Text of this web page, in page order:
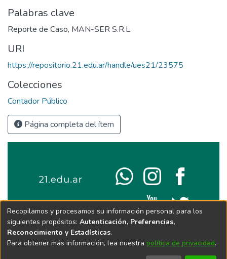
Palabras clave
Reporte de Caso, MAN-SER S.R.L
URI
https://repositorio.21.edu.ar/handle/ues21/23575
Colecciones
Contador Público
Página completa del ítem
Recopilamos y procesamos su información personal para los
siguientes propósitos: Autenticación, Preferencias,
Reconocimiento y Estadísticas.
Para obtener más información, lea nuestra política de privacidad.